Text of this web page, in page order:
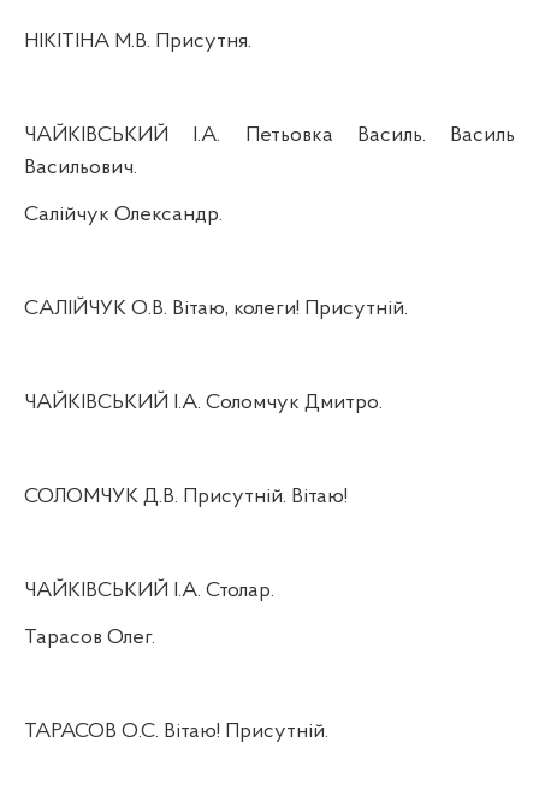
НІКІТІНА М.В. Присутня.
ЧАЙКІВСЬКИЙ І.А. Петьовка Василь. Василь
Васильович.
Салійчук Олександр.
САЛІЙЧУК О.В. Вітаю, колеги! Присутній.
ЧАЙКІВСЬКИЙ І.А. Соломчук Дмитро.
СОЛОМЧУК Д.В. Присутній. Вітаю!
ЧАЙКІВСЬКИЙ І.А. Столар.
Тарасов Олег.
ТАРАСОВ О.С. Вітаю! Присутній.